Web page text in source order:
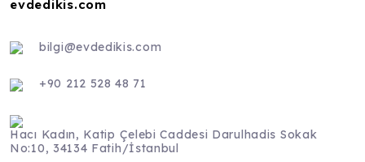
evdedikis.com
bilgi@evdedikis.com
+90 212 528 48 71
Hacı Kadın, Katip Çelebi Caddesi Darulhadis Sokak
No:10, 34134 Fatih/İstanbul